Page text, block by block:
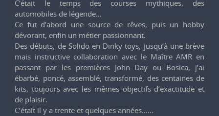
C’était le temps des courses mythiques, des
automobiles de légende…
Ce fut d’abord une source de rêves, puis un hobby
dévorant, enfin un métier passionnant.
Des débuts, de Solido en Dinky-toys, jusqu’à une brève
mais instructive collaboration avec le Maître AMR en
passant par les premières John Day ou Bosica, j’ai
ébarbé, poncé, assemblé, transformé, des centaines de
kits, toujours avec les mêmes objectifs d’exactitude et
de plaisir.
C’était il y a trente et quelques années……